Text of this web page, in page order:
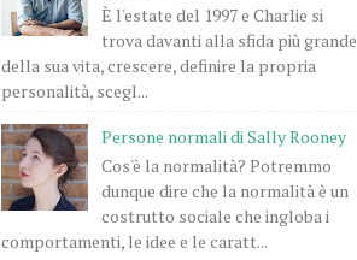
È l'estate del 1997 e Charlie si
trova davanti alla sfida più grande
della sua vita, crescere, definire la propria
personalità, scegl...
Persone normali di Sally Rooney
Cos'è la normalità? Potremmo
dunque dire che la normalità è un
costrutto sociale che ingloba i
comportamenti, le idee e le caratt...